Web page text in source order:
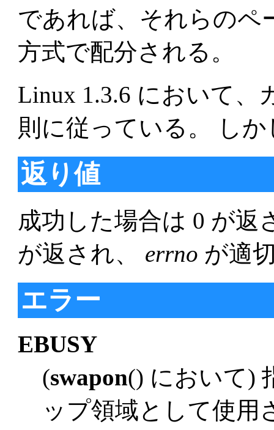
であれば、それらのペ
方式で配分される。
Linux 1.3.6 において、
則に従っている。 し
返り値
成功した場合は 0 が返
が返され、 errno が適
エラー
EBUSY
(swapon() において)
ップ領域として使用